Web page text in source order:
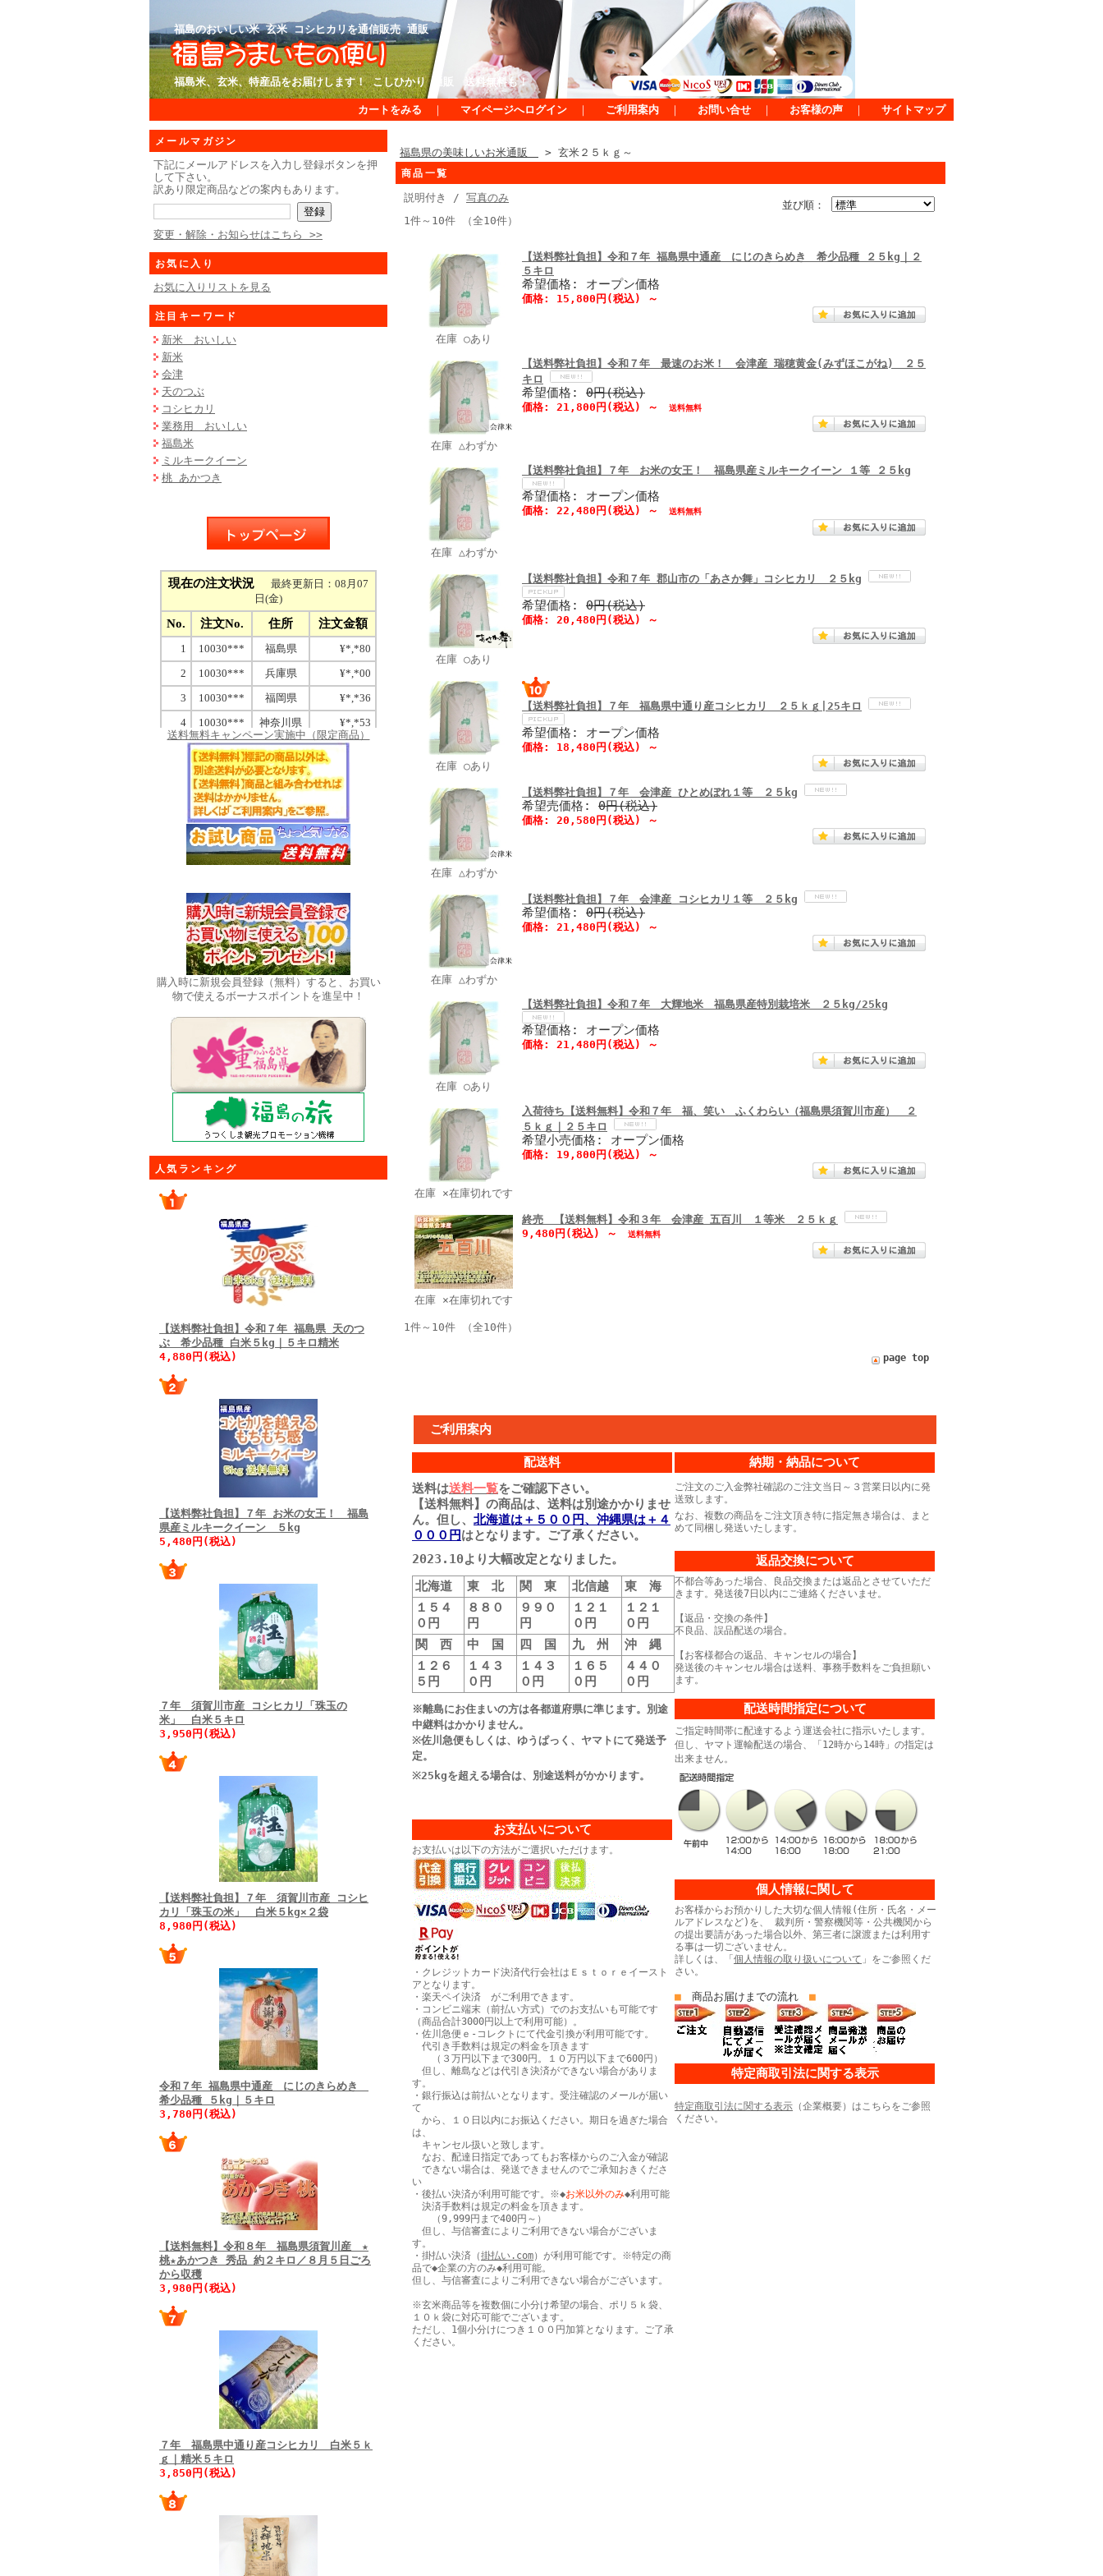
福島のおいしい米 玄米 コシヒカリを通信販売 通販
福島米、玄米、特産品をお届けします！ こしひかり 通販 送料無料も！
カートをみる ｜ マイページへログイン ｜ ご利用案内 ｜ お問い合せ ｜ お客様の声 ｜ サイトマップ
メールマガジン
下記にメールアドレスを入力し登録ボタンを押
して下さい。
訳あり限定商品などの案内もあります。
変更・解除・お知らせはこちら >>
お気に入り
お気に入りリストを見る
注目キーワード
新米 おいしい
新米
会津
天のつぶ
コシヒカリ
業務用 おいしい
福島米
ミルキークイーン
桃 あかつき
送料無料キャンペーン実施中（限定商品）
購入時に新規会員登録（無料）すると、お買い
物で使えるボーナスポイントを進呈中！
人気ランキング
【送料弊社負担】令和７年 福島県 天のつ
ぶ 希少品種 白米５kg｜５キロ精米
4,880円(税込)
【送料弊社負担】７年 お米の女王！ 福島
県産ミルキークイーン ５kg
5,480円(税込)
７年 須賀川市産 コシヒカリ「珠玉の
米」 白米５キロ
3,950円(税込)
【送料弊社負担】７年 須賀川市産 コシヒ
カリ「珠玉の米」 白米５kg×２袋
8,980円(税込)
令和７年 福島県中通産 にじのきらめき
希少品種 ５kg｜５キロ
3,780円(税込)
【送料無料】令和８年 福島県須賀川産 ★
桃★あかつき 秀品 約２キロ／８月５日ごろ
から収穫
3,980円(税込)
７年 福島県中通り産コシヒカリ 白米５ｋ
ｇ｜精米５キロ
3,850円(税込)
福島県の美味しいお米通販 > 玄米２５ｋｇ～
商品一覧
並び順：
説明付き / 写真のみ
1件～10件 （全10件）
在庫 ○あり
【送料弊社負担】令和７年 福島県中通産 にじのきらめき 希少品種 ２５kg｜２
５キロ
希望価格: オープン価格
価格: 15,800円 (税込) ～
在庫 △わずか
【送料弊社負担】令和７年 最速のお米！ 会津産 瑞穂黄金(みずほこがね) ２５
キロ
希望価格: 0円(税込)
価格: 21,800円 (税込) ～ 送料無料
在庫 △わずか
【送料弊社負担】７年 お米の女王！ 福島県産ミルキークイーン １等 ２５kg
希望価格: オープン価格
価格: 22,480円 (税込) ～ 送料無料
在庫 ○あり
【送料弊社負担】令和７年 郡山市の「あさか舞」コシヒカリ ２５kg
希望価格: 0円(税込)
価格: 20,480円 (税込) ～
在庫 ○あり
【送料弊社負担】７年 福島県中通り産コシヒカリ ２５ｋｇ|25キロ
希望価格: オープン価格
価格: 18,480円 (税込) ～
在庫 △わずか
【送料弊社負担】７年 会津産 ひとめぼれ１等 ２５kg
希望売価格: 0円(税込)
価格: 20,580円 (税込) ～
在庫 △わずか
【送料弊社負担】７年 会津産 コシヒカリ１等 ２５kg
希望価格: 0円(税込)
価格: 21,480円 (税込) ～
在庫 ○あり
【送料弊社負担】令和７年 大輝地米 福島県産特別栽培米 ２５kg/25kg
希望価格: オープン価格
価格: 21,480円 (税込) ～
在庫 ×在庫切れです
入荷待ち【送料無料】令和７年 福、笑い ふくわらい（福島県須賀川市産） ２
５ｋｇ｜２５キロ
希望小売価格: オープン価格
価格: 19,800円 (税込) ～
在庫 ×在庫切れです
終売 【送料無料】令和３年 会津産 五百川 １等米 ２５ｋｇ
9,480円 (税込) ～ 送料無料
1件～10件 （全10件）
page top
ご利用案内
配送料
送料は送料一覧をご確認下さい。
【送料無料】の商品は、送料は別途かかりませ
ん。但し、 北海道は＋５００円、沖縄県は＋４
０００円はとなります。ご了承ください。
2023.10より大幅改定となりました。
北海道
東 北 関 東 北信越
東 海
１５４
０円
８８０
円
９９０
円
１２１
０円
１２１
０円
関 西
中 国 四 国 九 州
沖 縄
１２６
５円
１４３
０円
１４３
０円
１６５
０円
４４０
０円
※離島にお住まいの方は各都道府県に準じます。別途
中継料はかかりません。
※佐川急便もしくは、ゆうぱっく、ヤマトにて発送予
定。
※25kgを超える場合は、別途送料がかかります。
お支払いについて
お支払いは以下の方法がご選択いただけます。
・クレジットカード決済代行会社はＥｓｔｏｒｅイースト
アとなります。
・楽天ペイ決済 がご利用できます。
・コンビニ端末（前払い方式）でのお支払いも可能です
（商品合計3000円以上で利用可能）。
・佐川急便ｅ-コレクトにて代金引換が利用可能です。
代引き手数料は規定の料金を頂きます
（３万円以下まで300円。１０万円以下まで600円）
但し、離島などは代引き決済ができない場合がありま
す。
・銀行振込は前払いとなります。受注確認のメールが届い
て
から、１０日以内にお振込ください。期日を過ぎた場合
は、
キャンセル扱いと致します。
なお、配達日指定であってもお客様からのご入金が確認
できない場合は、発送できませんのでご承知おきくださ
い
・後払い決済が利用可能です。※◆お米以外のみ◆利用可能
決済手数料は規定の料金を頂きます。
（9,999円まで400円～）
但し、与信審査によりご利用できない場合がございま
す。
・掛払い決済（掛払い.com）が利用可能です。※特定の商
品で◆企業の方のみ◆利用可能。
但し、与信審査によりご利用できない場合がございます。
※玄米商品等を複数個に小分け希望の場合、ポリ５ｋ袋、
１０ｋ袋に対応可能でございます。
ただし、1個小分けにつき１００円加算となります。ご了承
ください。
納期・納品について
ご注文のご入金弊社確認のご注文当日～３営業日以内に発
送致します。
なお、複数の商品をご注文頂き特に指定無き場合は、まと
めて同梱し発送いたします。
返品交換について
不都合等あった場合、良品交換または返品とさせていただ
きます。発送後7日以内にご連絡くださいませ。
【返品・交換の条件】
不良品、誤品配送の場合。
【お客様都合の返品、キャンセルの場合】
発送後のキャンセル場合は送料、事務手数料をご負担願い
ます。
配送時間指定について
ご指定時間帯に配達するよう運送会社に指示いたします。
但し、ヤマト運輸配送の場合、「12時から14時」の指定は
出来ません。
個人情報に関して
お客様からお預かりした大切な個人情報(住所・氏名・メー
ルアドレスなど)を、 裁判所・警察機関等・公共機関から
の提出要請があった場合以外、第三者に譲渡または利用す
る事は一切ございません。
詳しくは、「 個人情報の取り扱いについて 」をご参照くだ
さい。
■ 商品お届けまでの流れ ■
特定商取引法に関する表示
特定商取引法に関する表示 （企業概要）はこちらをご参照
ください。